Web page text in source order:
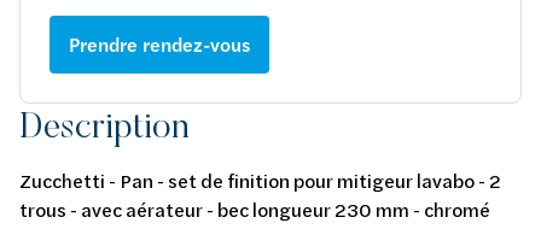
Prendre rendez-vous
Description
Zucchetti - Pan - set de finition pour mitigeur lavabo - 2
trous - avec aérateur - bec longueur 230 mm - chromé